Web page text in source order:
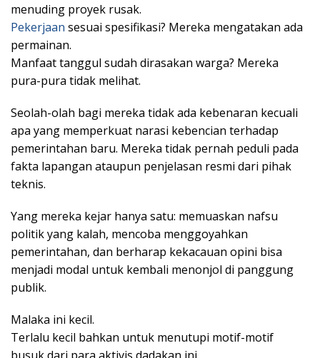
menuding proyek rusak.
Pekerjaan sesuai spesifikasi? Mereka mengatakan ada
permainan.
Manfaat tanggul sudah dirasakan warga? Mereka
pura-pura tidak melihat.
Seolah-olah bagi mereka tidak ada kebenaran kecuali
apa yang memperkuat narasi kebencian terhadap
pemerintahan baru. Mereka tidak pernah peduli pada
fakta lapangan ataupun penjelasan resmi dari pihak
teknis.
Yang mereka kejar hanya satu: memuaskan nafsu
politik yang kalah, mencoba menggoyahkan
pemerintahan, dan berharap kekacauan opini bisa
menjadi modal untuk kembali menonjol di panggung
publik.
Malaka ini kecil.
Terlalu kecil bahkan untuk menutupi motif-motif